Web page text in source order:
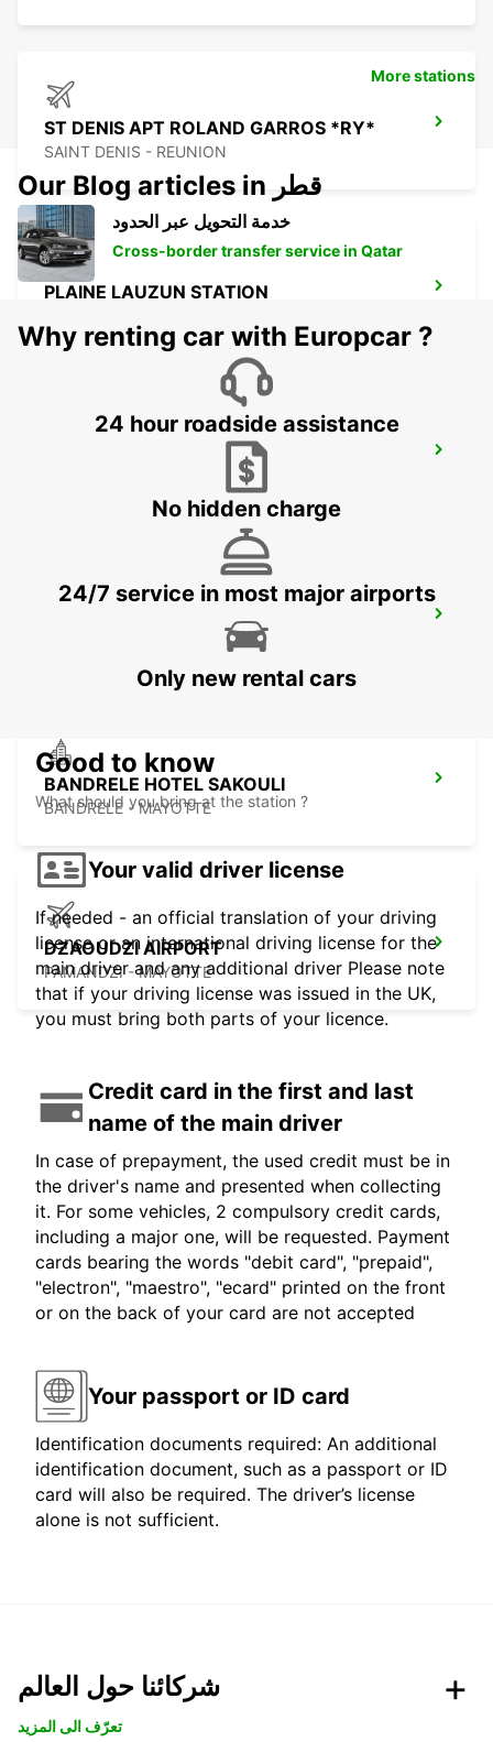
ST DENIS APT ROLAND GARROS *RY*
SAINT DENIS - REUNION
PLAINE LAUZUN STATION
PLAINE MAGNIEN - MAURITIUS
GRAND BAY STATION
GRAND BAY - MAURITIUS
BANDRELE HOTEL SAKOULI
BANDRELE - MAYOTTE
DZAOUDZI AIRPORT
PAMANDZI - MAYOTTE
More stations
Our Blog articles in قطر
خدمة التحويل عبر الحدود
Cross-border transfer service in Qatar
Why renting car with Europcar ?
24 hour roadside assistance
No hidden charge
24/7 service in most major airports
Only new rental cars
Good to know
What should you bring at the station ?
Your valid driver license
If needed - an official translation of your driving
license or an international driving license for the
main driver and any additional driver Please note
that if your driving license was issued in the UK,
you must bring both parts of your licence.
Credit card in the first and last
name of the main driver
In case of prepayment, the used credit must be in
the driver's name and presented when collecting
it. For some vehicles, 2 compulsory credit cards,
including a major one, will be requested. Payment
cards bearing the words "debit card", "prepaid",
"electron", "maestro", "ecard" printed on the front
or on the back of your card are not accepted
Your passport or ID card
Identification documents required: An additional
identification document, such as a passport or ID
card will also be required. The driver’s license
alone is not sufficient.
شركائنا حول العالم
تعرّف الى المزيد